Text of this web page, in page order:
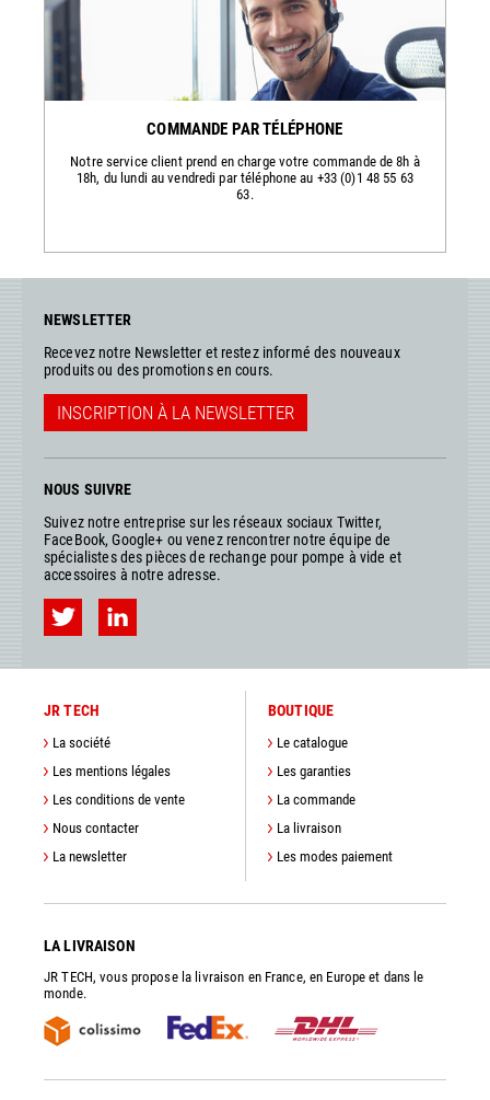
COMMANDE PAR TÉLÉPHONE
Notre service client prend en charge votre commande de 8h à
18h, du lundi au vendredi par téléphone au +33 (0)1 48 55 63
63.
NEWSLETTER
Recevez notre Newsletter et restez informé des nouveaux
produits ou des promotions en cours.
INSCRIPTION À LA NEWSLETTER
NOUS SUIVRE
Suivez notre entreprise sur les réseaux sociaux Twitter,
FaceBook, Google+ ou venez rencontrer notre équipe de
spécialistes des pièces de rechange pour pompe à vide et
accessoires à notre adresse.
JR TECH
La société
Les mentions légales
Les conditions de vente
Nous contacter
La newsletter
BOUTIQUE
Le catalogue
Les garanties
La commande
La livraison
Les modes paiement
LA LIVRAISON
JR TECH, vous propose la livraison en France, en Europe et dans le
monde.